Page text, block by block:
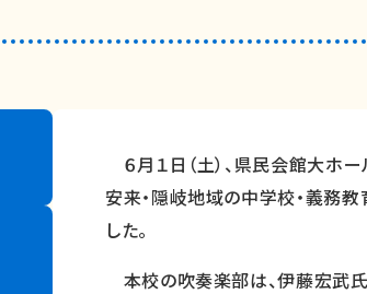
６月１日（土）、県民会館大ホ
安来・隠岐地域の中学校・義務
した。
本校の吹奏楽部は、伊藤宏武氏